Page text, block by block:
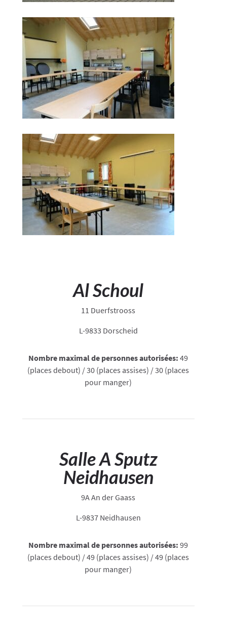
Al Schoul
11 Duerfstrooss
L-9833 Dorscheid
Nombre maximal de personnes autorisées: 49
(places debout) / 30 (places assises) / 30 (places
pour manger)
Salle A Sputz
Neidhausen
9A An der Gaass
L-9837 Neidhausen
Nombre maximal de personnes autorisées: 99
(places debout) / 49 (places assises) / 49 (places
pour manger)